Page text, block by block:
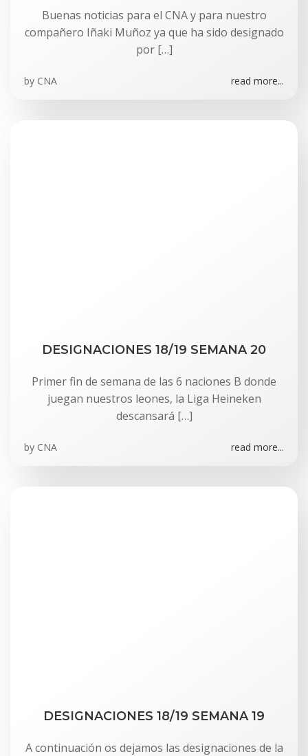
Buenas noticias para el CNA y para nuestro
compañero Iñaki Muñoz ya que ha sido designado
por […]
by CNA read more...
DESIGNACIONES 18/19 SEMANA 20
Primer fin de semana de las 6 naciones B donde
juegan nuestros leones, la Liga Heineken
descansará […]
by CNA read more...
DESIGNACIONES 18/19 SEMANA 19
A continuación os dejamos las designaciones de la